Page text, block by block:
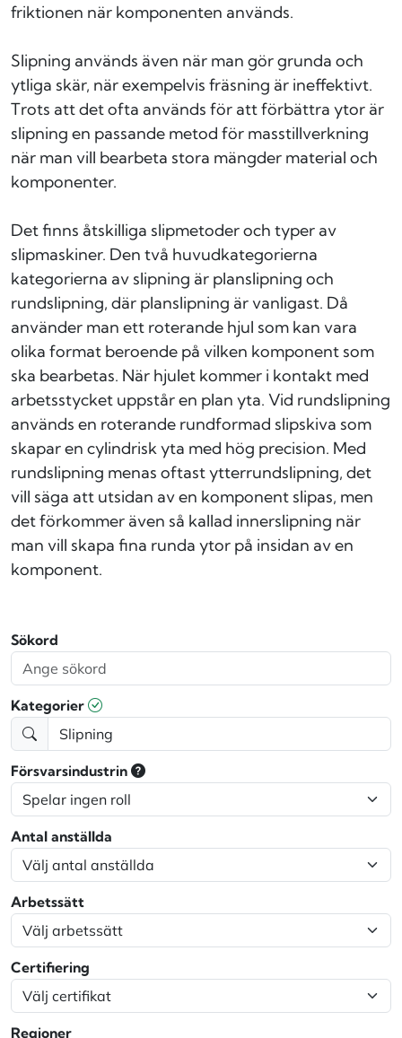
friktionen när komponenten används.
Slipning används även när man gör grunda och
ytliga skär, när exempelvis fräsning är ineffektivt.
Trots att det ofta används för att förbättra ytor är
slipning en passande metod för masstillverkning
när man vill bearbeta stora mängder material och
komponenter.
Det finns åtskilliga slipmetoder och typer av
slipmaskiner. Den två huvudkategorierna
kategorierna av slipning är planslipning och
rundslipning, där planslipning är vanligast. Då
använder man ett roterande hjul som kan vara
olika format beroende på vilken komponent som
ska bearbetas. När hjulet kommer i kontakt med
arbetsstycket uppstår en plan yta. Vid rundslipning
används en roterande rundformad slipskiva som
skapar en cylindrisk yta med hög precision. Med
rundslipning menas oftast ytterrundslipning, det
vill säga att utsidan av en komponent slipas, men
det förkommer även så kallad innerslipning när
man vill skapa fina runda ytor på insidan av en
komponent.
Sökord
Kategorier
Försvarsindustrin
Antal anställda
Arbetssätt
Certifiering
Regioner